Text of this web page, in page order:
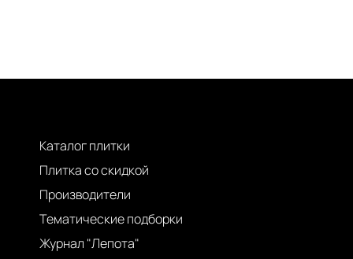
Каталог плитки
Плитка со скидкой
Производители
Тематические подборки
Журнал "Лепота"